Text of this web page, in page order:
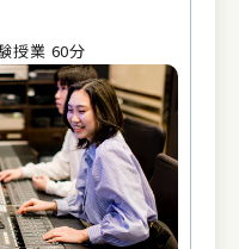
授業 60分